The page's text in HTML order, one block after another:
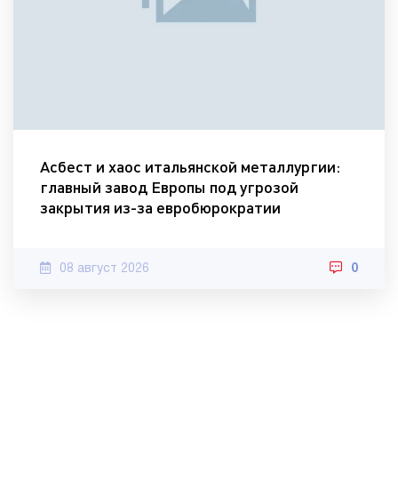
Асбест и хаос итальянской металлургии:
главный завод Европы под угрозой
закрытия из-за евробюрократии
08 август 2026 0